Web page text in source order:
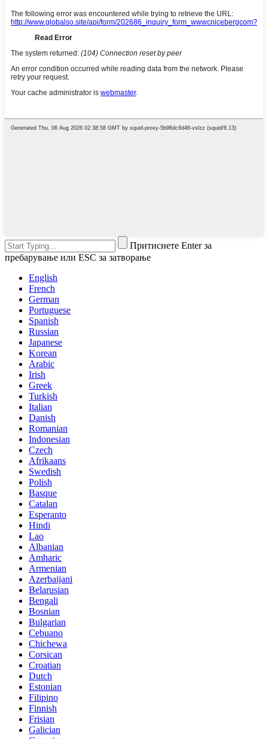
Притиснете Enter за
пребарување или ESC за затворање
English
French
German
Portuguese
Spanish
Russian
Japanese
Korean
Arabic
Irish
Greek
Turkish
Italian
Danish
Romanian
Indonesian
Czech
Afrikaans
Swedish
Polish
Basque
Catalan
Esperanto
Hindi
Lao
Albanian
Amharic
Armenian
Azerbaijani
Belarusian
Bengali
Bosnian
Bulgarian
Cebuano
Chichewa
Corsican
Croatian
Dutch
Estonian
Filipino
Finnish
Frisian
Galician